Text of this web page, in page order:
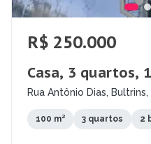
R$ 250.000
Casa, 3 quartos,
Rua Antônio Dias,
100 m² 3 quartos 2